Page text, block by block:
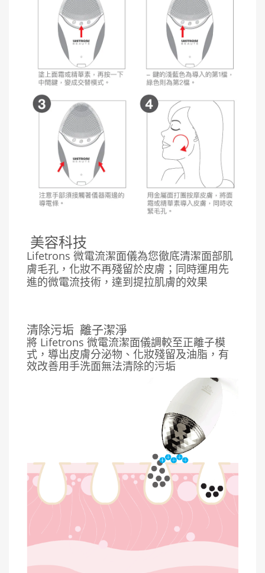
美容科技
Lifetrons 微電流潔面儀為您徹底清潔面部肌
膚毛孔，化妝不再殘留於皮膚；同時運用先
進的微電流技術，達到提拉肌膚的效果
清除污垢 離子潔淨
將 Lifetrons 微電流潔面儀調較至正離子模
式，導出皮膚分泌物、化妝殘留及油脂，有
效改善用手洗面無法清除的污垢